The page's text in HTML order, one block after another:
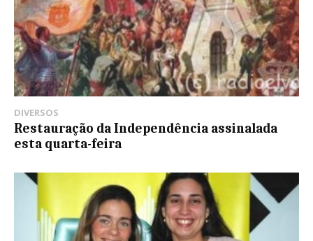
DIVERSOS
Restauração da Independência assinalada
esta quarta-feira